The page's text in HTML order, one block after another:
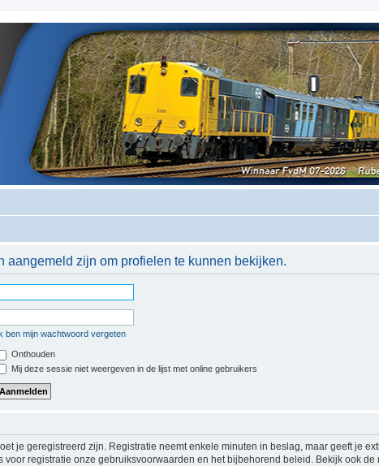
aangemeld zijn om profielen te kunnen bekijken.
ben mijn wachtwoord vergeten
Onthouden
Mij deze sessie niet weergeven in de lijst met online gebruikers
je geregistreerd zijn. Registratie neemt enkele minuten in beslag, maar geeft je
registratie onze gebruiksvoorwaarden en het bijbehorend beleid. Bekijk ook de